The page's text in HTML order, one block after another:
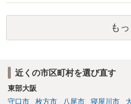
には会えて連絡せずに、証拠保
ちで、事務所内の証拠を押さえ
る程度証拠が事務所にあること
ん）。
も
近くの市区町村を選び直す
東部大阪
守口市
枚方市 八尾市 寝屋川市